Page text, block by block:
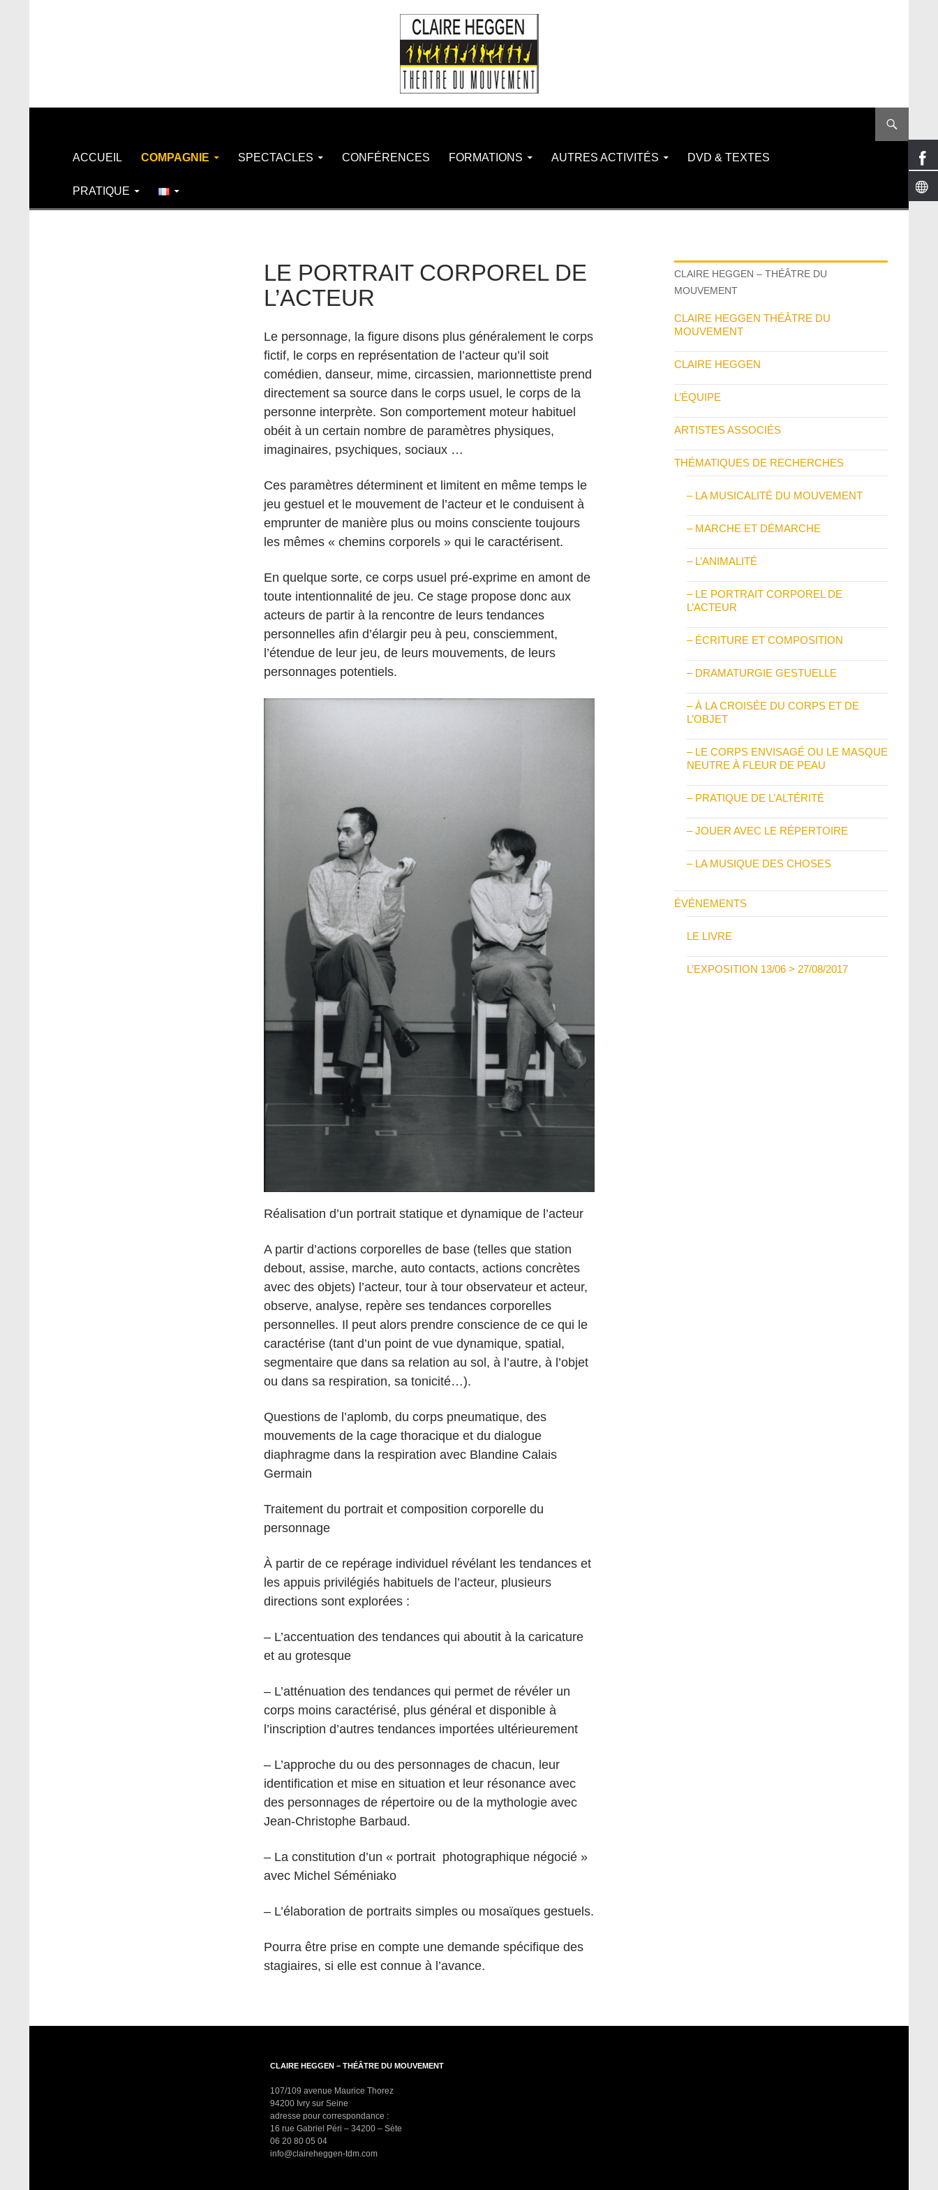
ACCUEIL COMPAGNIE SPECTACLES CONFÉRENCES FORMATIONS AUTRES ACTIVITÉS DVD & TEXTES
PRATIQUE
LE PORTRAIT CORPOREL DE
L’ACTEUR
Le personnage, la figure disons plus généralement le corps
fictif, le corps en représentation de l’acteur qu’il soit
comédien, danseur, mime, circassien, marionnettiste prend
directement sa source dans le corps usuel, le corps de la
personne interprète. Son comportement moteur habituel
obéit à un certain nombre de paramètres physiques,
imaginaires, psychiques, sociaux …
Ces paramètres déterminent et limitent en même temps le
jeu gestuel et le mouvement de l’acteur et le conduisent à
emprunter de manière plus ou moins consciente toujours
les mêmes « chemins corporels » qui le caractérisent.
En quelque sorte, ce corps usuel pré-exprime en amont de
toute intentionnalité de jeu. Ce stage propose donc aux
acteurs de partir à la rencontre de leurs tendances
personnelles afin d’élargir peu à peu, consciemment,
l’étendue de leur jeu, de leurs mouvements, de leurs
personnages potentiels.
Réalisation d’un portrait statique et dynamique de l’acteur
A partir d’actions corporelles de base (telles que station
debout, assise, marche, auto contacts, actions concrètes
avec des objets) l’acteur, tour à tour observateur et acteur,
observe, analyse, repère ses tendances corporelles
personnelles. Il peut alors prendre conscience de ce qui le
caractérise (tant d’un point de vue dynamique, spatial,
segmentaire que dans sa relation au sol, à l’autre, à l’objet
ou dans sa respiration, sa tonicité…).
Questions de l’aplomb, du corps pneumatique, des
mouvements de la cage thoracique et du dialogue
diaphragme dans la respiration avec Blandine Calais
Germain
Traitement du portrait et composition corporelle du
personnage
À partir de ce repérage individuel révélant les tendances et
les appuis privilégiés habituels de l’acteur, plusieurs
directions sont explorées :
– L’accentuation des tendances qui aboutit à la caricature
et au grotesque
– L’atténuation des tendances qui permet de révéler un
corps moins caractérisé, plus général et disponible à
l’inscription d’autres tendances importées ultérieurement
– L’approche du ou des personnages de chacun, leur
identification et mise en situation et leur résonance avec
des personnages de répertoire ou de la mythologie avec
Jean-Christophe Barbaud.
– La constitution d’un « portrait photographique négocié »
avec Michel Séméniako
– L’élaboration de portraits simples ou mosaïques gestuels.
Pourra être prise en compte une demande spécifique des
stagiaires, si elle est connue à l’avance.
CLAIRE HEGGEN – THÉÂTRE DU
MOUVEMENT
CLAIRE HEGGEN THÉÂTRE DU
MOUVEMENT
CLAIRE HEGGEN
L’ÉQUIPE
ARTISTES ASSOCIÉS
THÉMATIQUES DE RECHERCHES
– LA MUSICALITÉ DU MOUVEMENT
– MARCHE ET DÉMARCHE
– L’ANIMALITÉ
– LE PORTRAIT CORPOREL DE
L’ACTEUR
– ÉCRITURE ET COMPOSITION
– DRAMATURGIE GESTUELLE
– À LA CROISÉE DU CORPS ET DE
L’OBJET
– LE CORPS ENVISAGÉ OU LE MASQUE
NEUTRE À FLEUR DE PEAU
– PRATIQUE DE L’ALTÉRITÉ
– JOUER AVEC LE RÉPERTOIRE
– LA MUSIQUE DES CHOSES
ÉVÉNEMENTS
LE LIVRE
L’EXPOSITION 13/06 > 27/08/2017
CLAIRE HEGGEN – THÉÂTRE DU MOUVEMENT
107/109 avenue Maurice Thorez
94200 Ivry sur Seine
adresse pour correspondance :
16 rue Gabriel Péri – 34200 – Sète
06 20 80 05 04
info@claireheggen-tdm.com